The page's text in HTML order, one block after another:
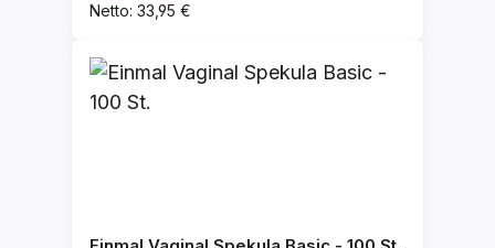
Netto: 33,95 €